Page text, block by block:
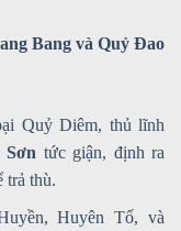
Bang và Quỷ Đao
Quỷ Diêm, thủ lĩnh
Sơn tức giận, định ra
trả thù.
Huyên Tố, và